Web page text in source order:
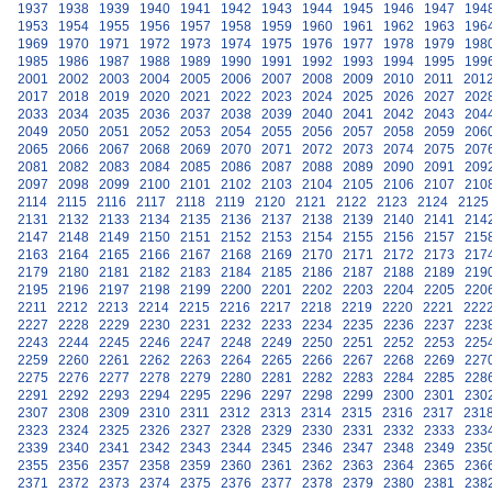
1937
1938 1939 1940 1941 1942 1943 1944 1945 1946 1947
1953
1954 1955 1956 1957 1958 1959 1960 1961 1962 1963
1969
1970 1971 1972 1973 1974 1975 1976 1977 1978 1979
1985
1986 1987 1988 1989 1990 1991 1992 1993 1994 1995
2001
2002 2003 2004 2005 2006 2007 2008 2009 2010 2011
2017
2018 2019 2020 2021 2022 2023 2024 2025 2026 2027
2033
2034 2035 2036 2037 2038 2039 2040 2041 2042 2043
2049
2050 2051 2052 2053 2054 2055 2056 2057 2058 2059
2065
2066 2067 2068 2069 2070 2071 2072 2073 2074 2075
2081
2082 2083 2084 2085 2086 2087 2088 2089 2090 2091
2097
2098 2099 2100 2101 2102 2103 2104 2105 2106 2107
2114
2115 2116 2117 2118 2119 2120 2121 2122 2123 2124
2125
2131
2132 2133 2134 2135 2136 2137 2138 2139 2140 2141
2147
2148 2149 2150 2151 2152 2153 2154 2155 2156 2157
2163
2164 2165 2166 2167 2168 2169 2170 2171 2172 2173
2179
2180 2181 2182 2183 2184 2185 2186 2187 2188 2189
2195
2196 2197 2198 2199 2200 2201 2202 2203 2204 2205
2211
2212 2213 2214 2215 2216 2217 2218 2219 2220 2221
2227
2228 2229 2230 2231 2232 2233 2234 2235 2236 2237
2243
2244 2245 2246 2247 2248 2249 2250 2251 2252 2253
2259
2260 2261 2262 2263 2264 2265 2266 2267 2268 2269
2275
2276 2277 2278 2279 2280 2281 2282 2283 2284 2285
2291
2292 2293 2294 2295 2296 2297 2298 2299 2300 2301
2307
2308 2309 2310 2311 2312 2313 2314 2315 2316 2317
2323
2324 2325 2326 2327 2328 2329 2330 2331 2332 2333
2339
2340 2341 2342 2343 2344 2345 2346 2347 2348 2349
2355
2356 2357 2358 2359 2360 2361 2362 2363 2364 2365
2371
2372 2373 2374 2375 2376 2377 2378 2379 2380 2381